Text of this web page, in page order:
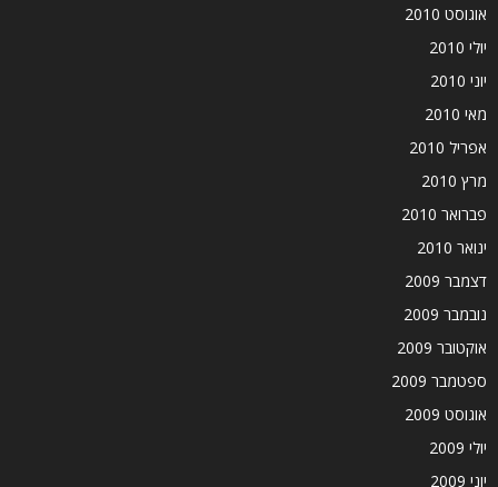
אוגוסט 2010
יולי 2010
יוני 2010
מאי 2010
אפריל 2010
מרץ 2010
פברואר 2010
ינואר 2010
דצמבר 2009
נובמבר 2009
אוקטובר 2009
ספטמבר 2009
אוגוסט 2009
יולי 2009
יוני 2009